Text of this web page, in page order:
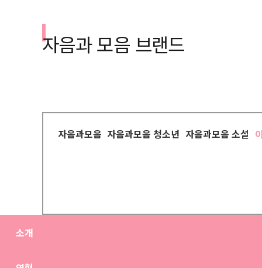
자음과 모음 브랜드
자음과모음 자음과모음 청소년 자음과모음 소설
소개